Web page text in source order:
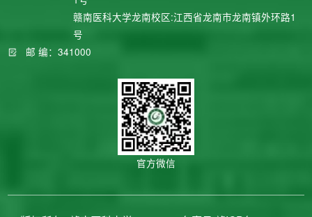
赣南医科大学龙南校区:江西省龙南市龙南镇外环路1
号
邮 编：341000
官方微信